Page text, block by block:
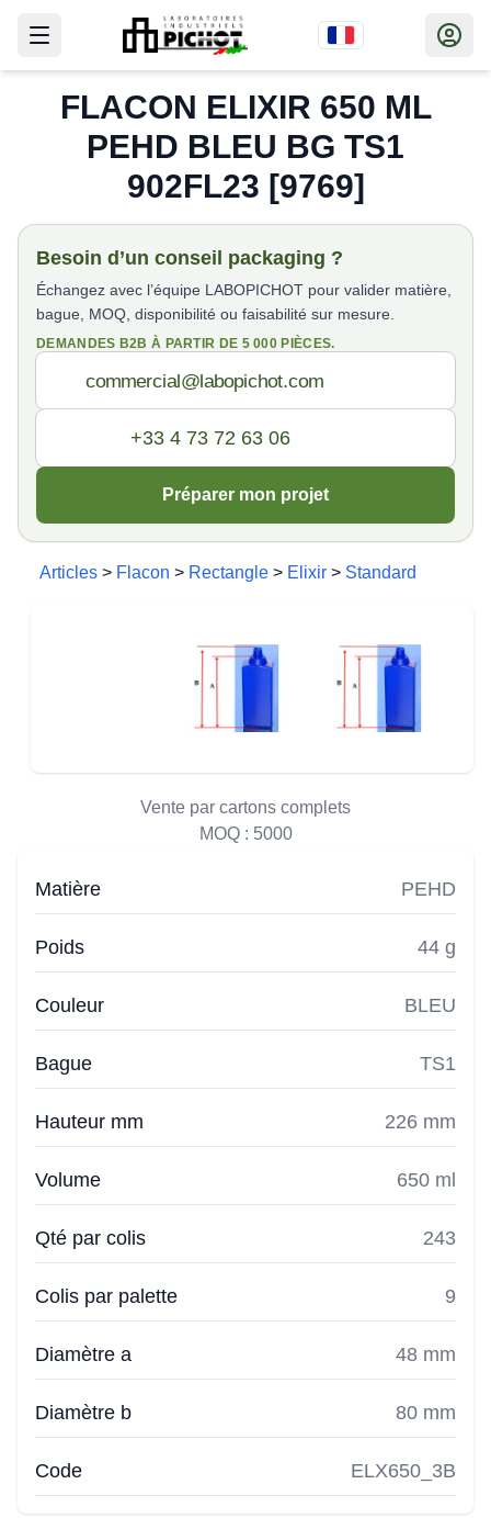
FLACON ELIXIR 650 ML
PEHD BLEU BG TS1
902FL23 [9769]
Besoin d’un conseil packaging ?
Échangez avec l’équipe LABOPICHOT pour valider matière,
bague, MOQ, disponibilité ou faisabilité sur mesure.
DEMANDES B2B À PARTIR DE 5 000 PIÈCES.
Préparer mon projet
Articles > Flacon > Rectangle > Elixir > Standard
Vente par cartons complets
MOQ : 5000
Matière PEHD
Poids 44 g
Couleur BLEU
Bague TS1
Hauteur mm 226 mm
Volume 650 ml
Qté par colis 243
Colis par palette 9
Diamètre a 48 mm
Diamètre b 80 mm
Code ELX650_3B